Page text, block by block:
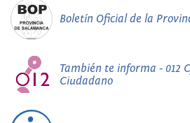
Boletín Oficial de la
También te informa - 012
Ciudadano